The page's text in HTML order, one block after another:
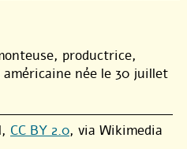
productrice,
née le 30 juillet
CC BY 2.0, via Wikimedia